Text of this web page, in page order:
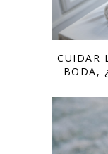
CUIDAR
BODA,